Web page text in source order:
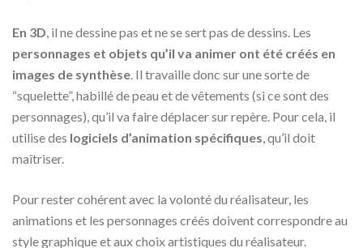
En 3D, il ne dessine pas et ne se sert pas de dessins. Les
personnages et objets qu’il va animer ont été créés en
images de synthèse. Il travaille donc sur une sorte de
“squelette”, habillé de peau et de vêtements (si ce sont des
personnages), qu’il va faire déplacer sur repère. Pour cela, il
utilise des logiciels d’animation spécifiques, qu’il doit
maîtriser.
Pour rester cohérent avec la volonté du réalisateur, les
animations et les personnages créés doivent correspondre au
style graphique et aux choix artistiques du réalisateur.